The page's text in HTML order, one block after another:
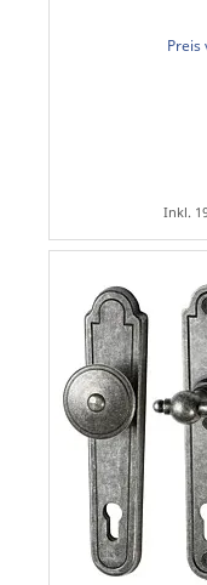
Preis
Inkl.